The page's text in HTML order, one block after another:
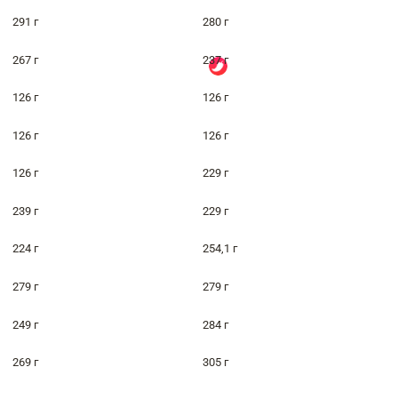
291 г 280 г
267 г 237 г
126 г 126 г
126 г 126 г
126 г 229 г
239 г 229 г
224 г 254,1 г
279 г 279 г
249 г 284 г
269 г 305 г